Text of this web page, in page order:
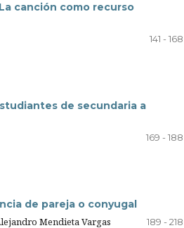
canción como recurso
141 - 168
de secundaria a
169 - 188
de pareja o conyugal
Mendieta Vargas
189 - 218